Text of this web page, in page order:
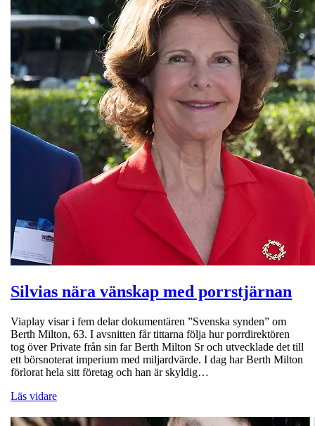
Silvias nära vänskap med porrstjärnan
Viaplay visar i fem delar dokumentären ”Svenska synden” om
Berth Milton, 63. I avsnitten får tittarna följa hur porrdirektören
tog över Private från sin far Berth Milton Sr och utvecklade det till
ett börsnoterat imperium med miljardvärde. I dag har Berth Milton
förlorat hela sitt företag och han är skyldig…
Läs vidare